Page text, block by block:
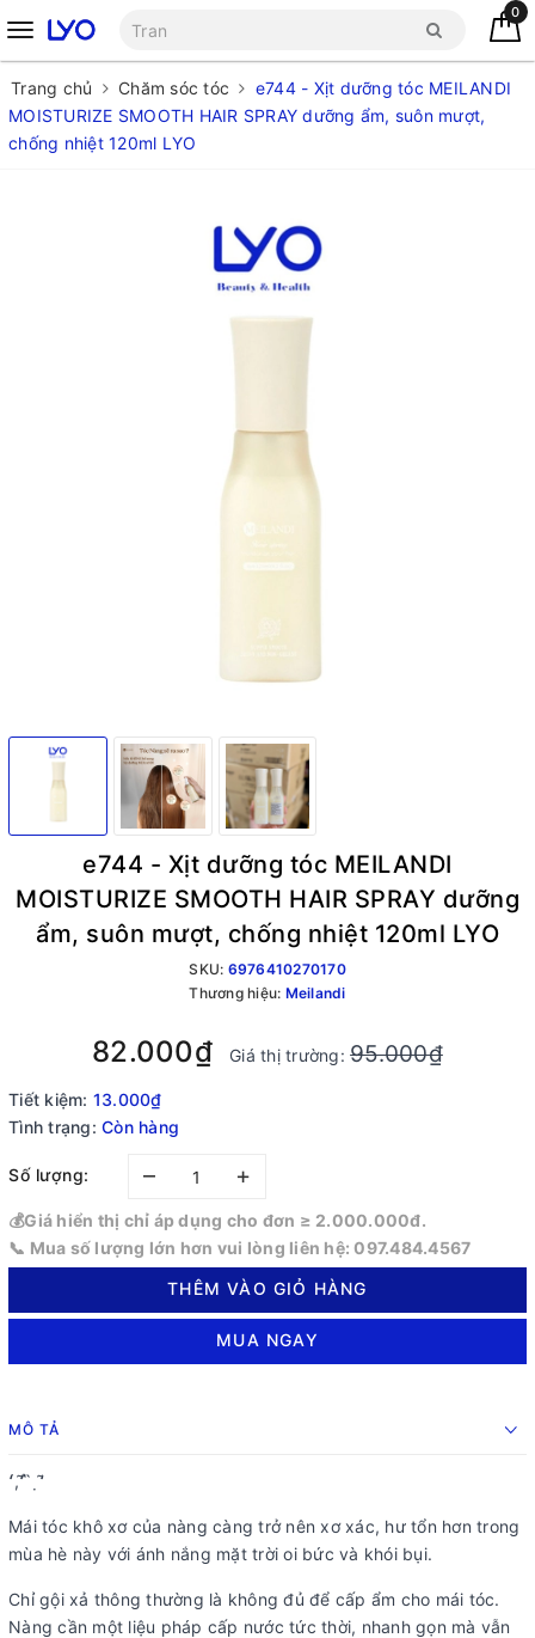
0
Trang chủ Chăm sóc tóc
e744 - Xịt dưỡng tóc MEILANDI
MOISTURIZE SMOOTH HAIR SPRAY dưỡng ẩm, suôn mượt,
chống nhiệt 120ml LYO
e744 - Xịt dưỡng tóc MEILANDI
MOISTURIZE SMOOTH HAIR SPRAY dưỡng
ẩm, suôn mượt, chống nhiệt 120ml LYO
SKU: 6976410270170
Thương hiệu: Meilandi
82.000₫ Giá thị trường:95.000₫
Tiết kiệm: 13.000₫
Tình trạng: Còn hàng
Số lượng: – +
💰Giá hiển thị chỉ áp dụng cho đơn ≥ 2.000.000đ.
📞 Mua số lượng lớn hơn vui lòng liên hệ: 097.484.4567
THÊM VÀO GIỎ HÀNG
MUA NGAY
MÔ TẢ
̂́ ̛̛́, ̛̛̃ ̂̉ ̀ ̣ ̛̛̃
Mái tóc khô xơ của nàng càng trở nên xơ xác, hư tổn hơn trong
mùa hè này với ánh nắng mặt trời oi bức và khói bụi.
Chỉ gội xả thông thường là không đủ để cấp ẩm cho mái tóc.
Nàng cần một liệu pháp cấp nước tức thời, nhanh gọn mà vẫn